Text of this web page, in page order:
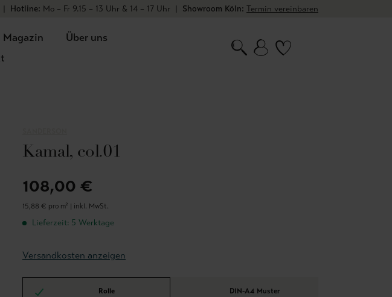
| Hotline: Mo – Fr 9.15 – 13 Uhr & 14 – 17 Uhr | Showroom Köln: Termin vereinbaren
Magazin
Über uns
Kamal, col.01
108,00 €
15,88 € pro m² | inkl. MwSt.
Lieferzeit: 5 Werktage
Versandkosten anzeigen
Rolle DIN-A4 Muster